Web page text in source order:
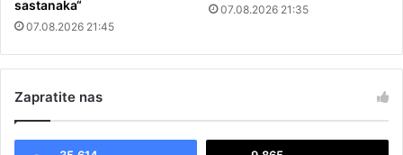
sastanaka“
07.08.2026 21:45
07.08.2026 21:35
Zapratite nas